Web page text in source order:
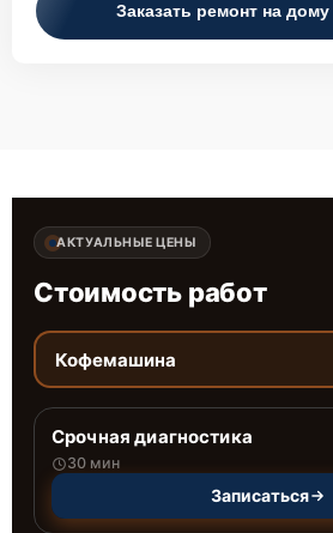
Заказать ремонт на дому
АКТУАЛЬНЫЕ ЦЕНЫ
Стоимость работ
Кофемашина
Срочная диагностика
30 мин
Записаться